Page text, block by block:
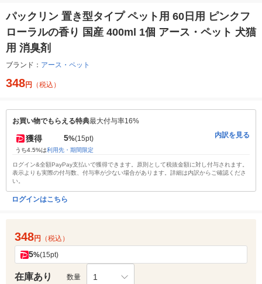
パックリン 置き型タイプ ペット用 60日用 ピンクフ
ローラルの香り 国産 400ml 1個 アース・ペット 犬猫
用 消臭剤
ブランド： アース・ペット
348円 （税込）
お買い物でもらえる特典最大付与率16%
獲得 5%(15pt)
うち4.5%は利用先・期間限定
内訳を見る
ログイン&全額PayPay支払いで獲得できます。原則として税抜金額に対し付与されます。
表示よりも実際の付与数、付与率が少ない場合があります。詳細は内訳からご確認くださ
い。
ログインはこちら
348円 （税込）
5%(15pt)
在庫あり 数量 1